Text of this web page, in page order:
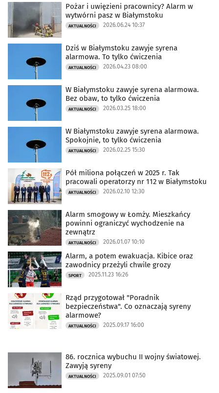
Pożar i uwięzieni pracownicy? Alarm w
wytwórni pasz w Białymstoku
AKTUALNOŚCI 2026.06.24 10:37
Dziś w Białymstoku zawyje syrena
alarmowa. To tylko ćwiczenia
AKTUALNOŚCI 2026.04.23 08:00
W Białymstoku zawyje syrena alarmowa.
Bez obaw, to tylko ćwiczenia
AKTUALNOŚCI 2026.03.25 18:00
W Białymstoku zawyje syrena alarmowa.
Spokojnie, to tylko ćwiczenia
AKTUALNOŚCI 2026.02.25 15:30
Pół miliona połączeń w 2025 r. Tak
pracowali operatorzy nr 112 w Białymstoku
AKTUALNOŚCI 2026.02.10 12:30
Alarm smogowy w Łomży. Mieszkańcy
powinni ograniczyć wychodzenie na
zewnątrz
AKTUALNOŚCI 2026.01.07 10:10
Alarm, a potem ewakuacja. Kibice oraz
zawodnicy przeżyli chwile grozy
SPORT 2025.11.23 16:26
Rząd przygotował "Poradnik
bezpieczeństwa". Co oznaczają syreny
alarmowe?
AKTUALNOŚCI 2025.09.17 16:00
86. rocznica wybuchu II wojny światowej.
Zawyją syreny
AKTUALNOŚCI 2025.09.01 07:50